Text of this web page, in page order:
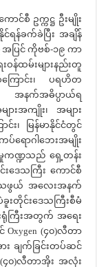
င်စီ ဥက္ကဋ္ဌ ဦးမျိုး
ခက်ခဲပြီး အချိန်
ပြင် ကိုဗစ်-၁၉ ကာ
န်ထမ်းများနည်းတူ
ြောင်း၊ ပရဟိတ
နက်အဓိပ္ပာယ်ရ
အကျိုး၊ အများ
း၊ မြန်မာနိုင်ငံတွင်
ရောဂါဘေးအမျိုး
ကဏ္ဍသည် ရှေ့တန်း
ဒေသကြီး ကောင်စီ
းသဖွယ် အလေးအနက်
ခူးတိုင်းဒေသကြီးစီမံ
းရုံကြီးအတွက် အရေး
(၄၀)လီတာ
း ချက်ခြင်းတပ်ဆင်
(၄၀)လီတာအိုး အလုံး